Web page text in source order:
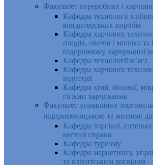
Факультет переробних і
Кафедра технології
кондитерських виробів
Кафедра харчових
плодів, овочів і молока та
оздоровчому харчуванні
Кафедра технології м’яса
Кафедра харчових
індустрії
Кафедра хімії, біохімії,
гігієни харчування
Факультет управління
підприємницькою та митною
Кафедра торгівлі,
митної справи
Кафедра туризму
Кафедра маркетингу,
та клієнтським досвідом